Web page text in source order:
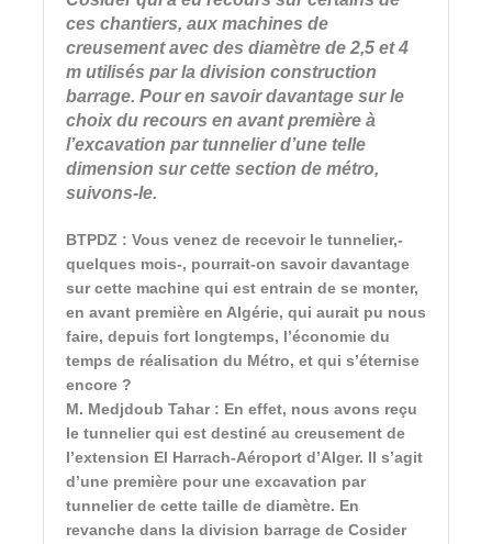
ces chantiers, aux machines de
creusement avec des diamètre de 2,5 et 4
m utilisés par la division construction
barrage. Pour en savoir davantage sur le
choix du recours en avant première à
l’excavation par tunnelier d’une telle
dimension sur cette section de métro,
suivons-le.
BTPDZ : Vous venez de recevoir le tunnelier,-
quelques mois-, pourrait-on savoir davantage
sur cette machine qui est entrain de se monter,
en avant première en Algérie, qui aurait pu nous
faire, depuis fort longtemps, l’économie du
temps de réalisation du Métro, et qui s’éternise
encore ?
M. Medjdoub Tahar : En effet, nous avons reçu
le tunnelier qui est destiné au creusement de
l’extension El Harrach-Aéroport d’Alger. Il s’agit
d’une première pour une excavation par
tunnelier de cette taille de diamètre. En
revanche dans la division barrage de Cosider